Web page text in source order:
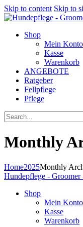
Skip to content Skip to
Shop
Mein Konto
Kasse
Warenkorb
ANGEBOTE
Ratgeber
Fellpflege
Pflege
Monthly
Home2025Monthly
Hundepflege - Groomer
Shop
Mein Konto
Kasse
Warenkorb